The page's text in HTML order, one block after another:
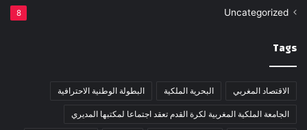
Uncategorized
8
Tags
الاقتصاد المغربي البحرية الملكية البطولة الوطنية الاحترافية
الجامعة الملكية المغربية لكرة القدم تعقد اجتماعا لمكتبها المديري